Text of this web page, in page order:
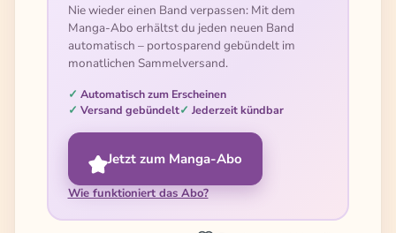
Nie wieder einen Band verpassen: Mit dem
Manga-Abo erhältst du jeden neuen Band
automatisch – portosparend gebündelt im
monatlichen Sammelversand.
Automatisch zum Erscheinen
Versand gebündelt
Jederzeit kündbar
Jetzt zum Manga-Abo
Wie funktioniert das Abo?